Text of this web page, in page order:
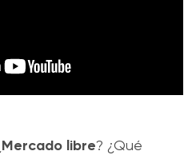
Mercado libre? ¿Qué